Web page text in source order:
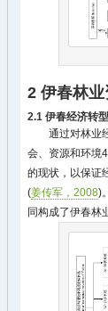
2 伊春林
2.1 伊春经济转
通过对林业
会、资源和环境
的现状，以保证
(姜传军，2008)
同构成了伊春林